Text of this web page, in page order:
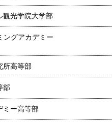
観光学院大学部
ングアカデミー
所高等部
部
ミー高等部